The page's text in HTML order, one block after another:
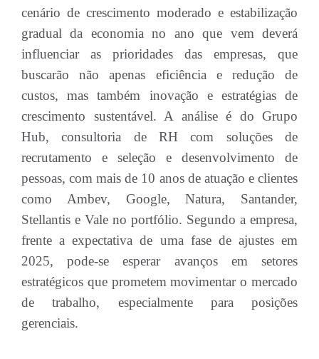
cenário de crescimento moderado e estabilização
gradual da economia no ano que vem deverá
influenciar as prioridades das empresas, que
buscarão não apenas eficiência e redução de
custos, mas também inovação e estratégias de
crescimento sustentável. A análise é do Grupo
Hub, consultoria de RH com soluções de
recrutamento e seleção e desenvolvimento de
pessoas, com mais de 10 anos de atuação e clientes
como Ambev, Google, Natura, Santander,
Stellantis e Vale no portfólio. Segundo a empresa,
frente a expectativa de uma fase de ajustes em
2025, pode-se esperar avanços em setores
estratégicos que prometem movimentar o mercado
de trabalho, especialmente para posições
gerenciais.